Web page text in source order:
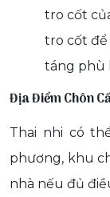
tro cốt
tro cốt để
táng phù
Địa Điểm Chôn
Thai nhi có
phương, khu
nhà nếu đủ